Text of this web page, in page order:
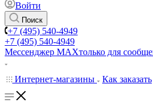
Войти
Поиск
+7 (495) 540-4949
+7 (495) 540-4949
Мессенджер МАХтолько для
Интернет-магазины Как заказать